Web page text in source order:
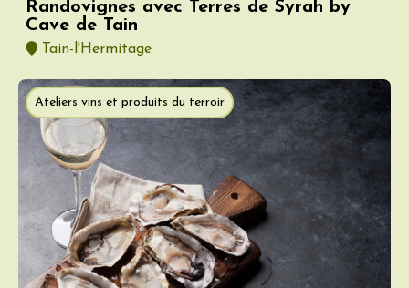
Randovignes avec Terres de Syrah by
Cave de Tain
Tain-l'Hermitage
Ateliers vins et produits du terroir